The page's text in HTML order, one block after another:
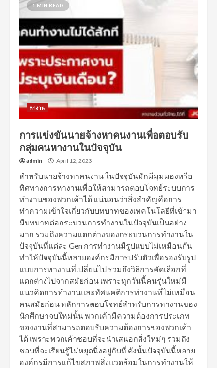
1 MIN READ
หางาน
การแข่งขันนายจ้างหาคนงานเพื่อตอบรับ
กลุ่มคนหางานในปัจจุบัน
admin April 12, 2023
สำหรับนายจ้างหาคนงาน ในปัจจุบันมักมีมุมมองหรือ
ทิศทางการหางานเพื่อให้สามารถตอบโจทย์ระบบการ
ทำงานของพวกเค้าได้ แน่นอนว่าสิ่งสำคัญคือการ
ทำความเข้าใจเกี่ยวกับบทบาทของเทคโนโลยีที่เข้ามา
มีบทบาทต่อกระบวนการทำงานในปัจจุบันเป็นอย่าง
มาก รวมถึงความแตกต่างของกระบวนการทำงานใน
ปัจจุบันที่แต่ละ Gen การทำงานมีรูปแบบไม่เหมือนกัน
ทำให้ปัจจุบันนี้หลายองค์กรมีการปรับตัวเพื่อรองรับรูป
แบบการหางานที่เปลี่ยนไป รวมถึงวิธีการคัดเลือกที่
แตกต่างไปจากสมัยก่อน เพราะทุกวันนี้คนรุ่นใหม่มี
แนวคิดการทำงานและทัศนคติการทำงานที่ไม่เหมือน
คนสมัยก่อน หลักการตอบโจทย์สำหรับการหางานของ
นักศึกษาจบใหม่นั้น พวกเค้ามีความต้องการประเภท
ของงานที่สามารถตอบรับความต้องการของพวกเค้า
ได้ เพราะพวกเค้าชอบที่จะนำเสนอกสิ่งใหม่ๆ รวมถึง
ชอบที่จะเรียนรู้ไม่หยุดนิ่งอยู่กับที่ ดังนั้นปัจจุบันนี้หลาย
องค์กรมีการแก้ไขสภาพสิ่งแวดล้อมในการทำงานให้